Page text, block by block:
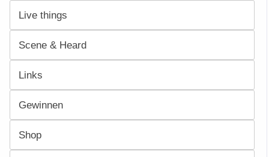
Live things
Scene & Heard
Links
Gewinnen
Shop